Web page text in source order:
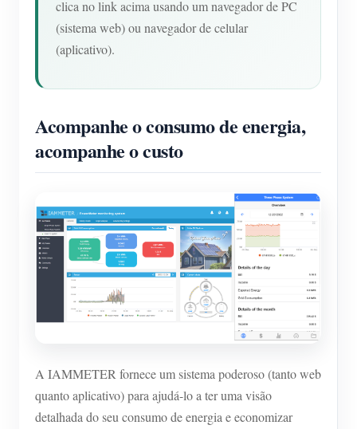
clica no link acima usando um navegador de PC
(sistema web) ou navegador de celular
(aplicativo).
Acompanhe o consumo de energia,
acompanhe o custo
A IAMMETER fornece um sistema poderoso (tanto web
quanto aplicativo) para ajudá-lo a ter uma visão
detalhada do seu consumo de energia e economizar